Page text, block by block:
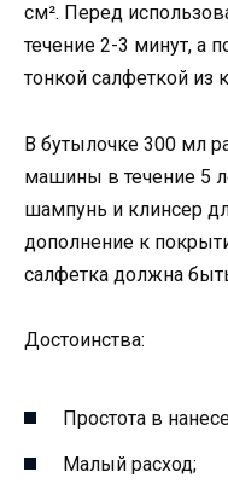
см². Перед
течение 2-3 минут, а
тонкой салфеткой из
В бутылочке 300 мл
машины в течение 5
шампунь и клинсер
дополнение к
салфетка должна
Достоинства:
Простота в
Малый расход;